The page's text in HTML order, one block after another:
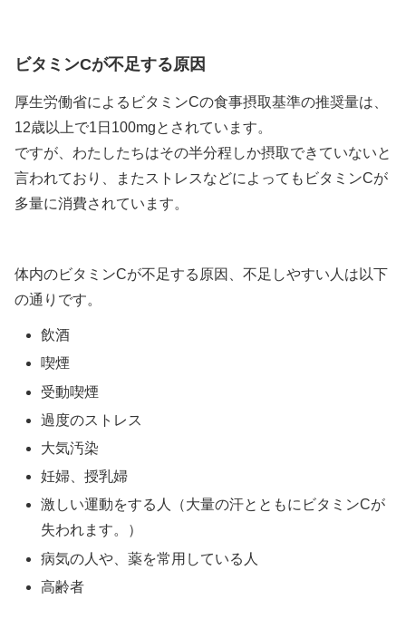
ビタミンCが不足する原因
厚生労働省によるビタミンCの食事摂取基準の推奨量は、
12歳以上で1日100mgとされています。
ですが、わたしたちはその半分程しか摂取できていないと
言われており、またストレスなどによってもビタミンCが
多量に消費されています。
体内のビタミンCが不足する原因、不足しやすい人は以下
の通りです。
飲酒
喫煙
受動喫煙
過度のストレス
大気汚染
妊婦、授乳婦
激しい運動をする人（大量の汗とともにビタミンCが
失われます。）
病気の人や、薬を常用している人
高齢者